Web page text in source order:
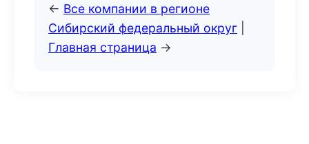
← Все компании в регионе
Сибирский федеральный округ
Главная страница →